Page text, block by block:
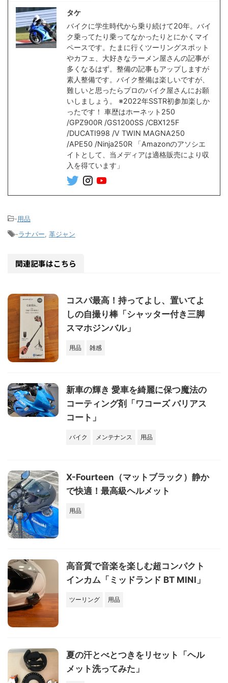
タケ
バイクに学生時代から乗り続けて20年。バイ
ク乗ってたり乗ってなかったりとにかくマイ
ペースです。たまに行くツーリングスポット
やカフェ、大好きなラーメン屋さんの記事が
多くなるはず。整備の記事もアップしますが
素人整備です。バイク整備は楽しいですが、
難しいと思ったらプロのバイク屋さんにお願
いしましょう。 ※2022年SSTR初参加楽しか
ったです！ 車歴はホーネット250
/GPZ900R /GS1200SS /CBX125F
/DUCATI998 /V TWIN MAGNA250
/APE50 /Ninja250R 「Amazonのアソシエ
イトとして、当メディアは適格販売により収
入を得ています」
-用品
-ラナパー, 革ジャン
関連記事はこちら
コスパ最高！持ってよし、置いてよ
しの自撮り棒「シャッター付き三脚
スマホジンバル」
用品 雑感
新車の輝き 愛車を綺麗に保つ魔法の
コーティング剤「ワコーズ バリアス
コート」
バイク メンテナンス 用品
X-Fourteen（マットブラック）静か
で快適！最高級ヘルメット
用品
高音質で音楽を楽しむ超コンパクト
インカム「ミッドランド BT MINI」
ツーリング 用品
夏の汗とべとつきをリセット「ヘル
メット洗ってみた」